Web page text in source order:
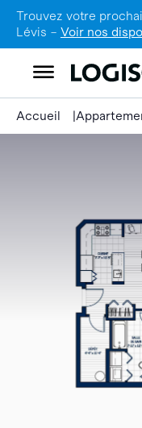
Trouvez votre
Lévis – Voir nos
Accueil